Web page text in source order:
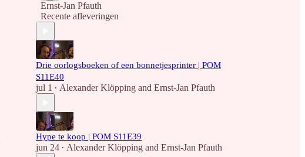
Ernst-Jan Pfauth
Recente afleveringen
Drie oorlogsboeken of een bonnetjesprinter | POM
S11E40
jul 1 • Alexander Klöpping and Ernst-Jan Pfauth
Hype te koop | POM S11E39
jun 24 • Alexander Klöpping and Ernst-Jan Pfauth